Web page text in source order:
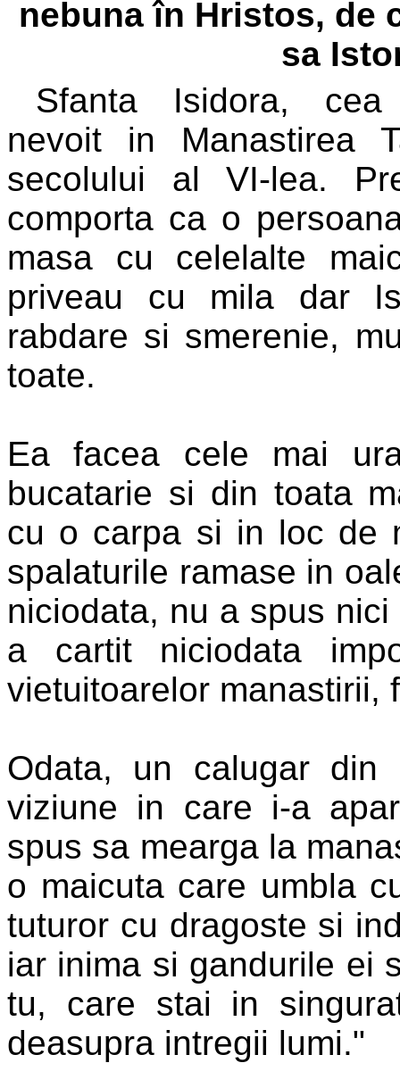
nebuna în Hristos, de
sa
Sfanta Isidora, cea
nevoit in Manastirea
secolului al VI-lea.
comporta ca o
masa cu celelalte
priveau cu mila dar
rabdare si smerenie,
toate.
Ea facea cele mai
bucatarie si din toata
cu o carpa si in loc de
spalaturile ramase in
niciodata, nu a spus
a cartit niciodata
vietuitoarelor manastirii,
Odata, un calugar
viziune in care i-a
spus sa mearga la
o maicuta care umbla
tuturor cu dragoste si
iar inima si gandurile ei
tu, care stai in
deasupra intregii lumi."